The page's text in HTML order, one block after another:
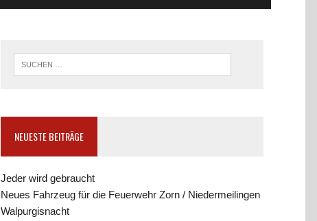
NEUESTE BEITRÄGE
Jeder wird gebraucht
Neues Fahrzeug für die Feuerwehr Zorn / Niedermeilingen
Walpurgisnacht